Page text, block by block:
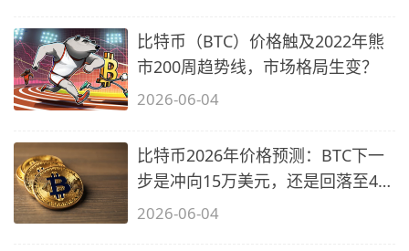
比特币（BTC）价格触及2022年熊
市200周趋势线，市场格局生变？
2026-06-04
比特币2026年价格预测：BTC下一
步是冲向15万美元，还是回落至4万
美元？
2026-06-04